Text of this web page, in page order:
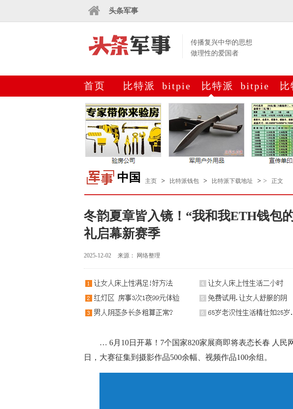
头条军事
传播复兴中华的思想
做理性的爱国者
首页
比特派
下载
bitpie
网站
比特派
钱包
bitpie
网址
比
官
中国 主页 > 比特派钱包 > 比特派下载地址 > > 正文
冬韵夏章皆入镜！“我和我ETH钱包
礼启幕新赛季
2025-12-02 来源： 网络整理
… 6月10日开幕！7个国家820家展商即将表态长春 人民
日，大赛征集到摄影作品500余幅、视频作品100余组。